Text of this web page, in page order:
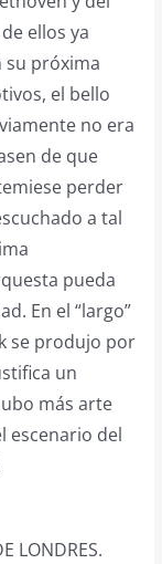
ellos ya
su próxima
el bello
no era
de que
perder
a tal
pueda
En el “largo”
se produjo por
un
más arte
escenario del
LONDRES.